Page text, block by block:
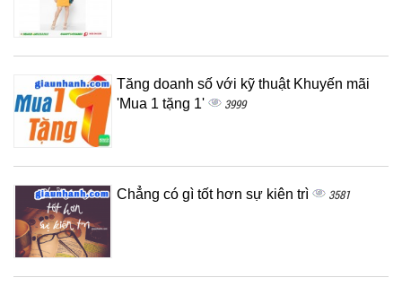
Tăng doanh số với kỹ thuật Khuyến mãi
'Mua 1 tặng 1'
3999
Chẳng có gì tốt hơn sự kiên trì 3581